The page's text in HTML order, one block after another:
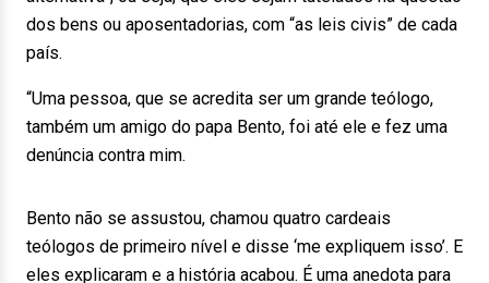
dos bens ou aposentadorias, com “as leis civis” de cada
país.
“Uma pessoa, que se acredita ser um grande teólogo,
também um amigo do papa Bento, foi até ele e fez uma
denúncia contra mim.
Bento não se assustou, chamou quatro cardeais
teólogos de primeiro nível e disse ‘me expliquem isso’. E
eles explicaram e a história acabou. É uma anedota para